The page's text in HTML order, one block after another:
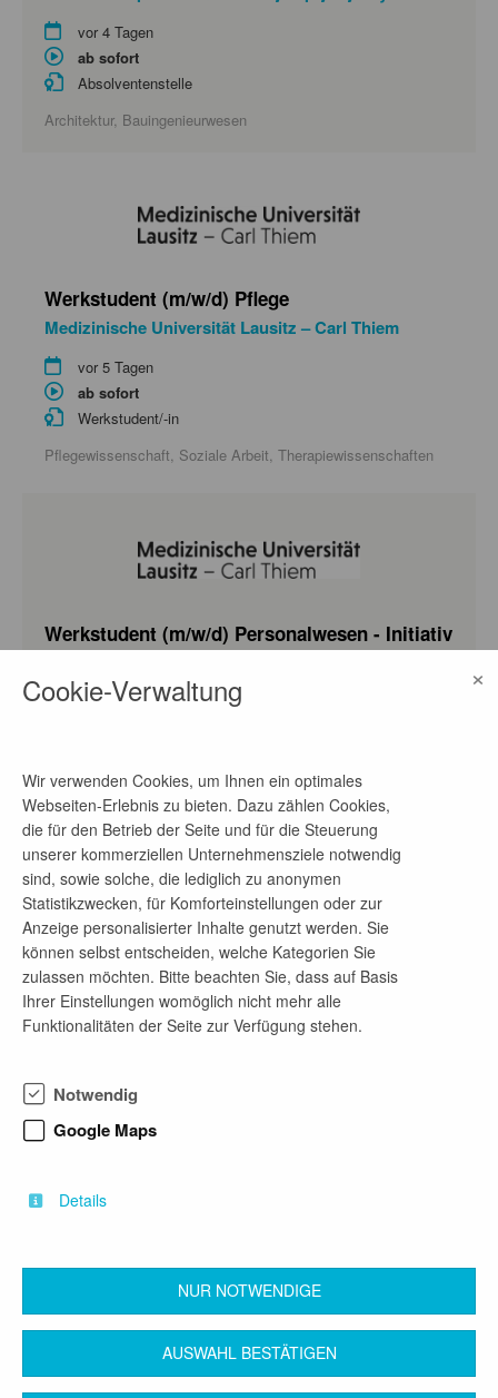
vor 4 Tagen
ab sofort
Absolventenstelle
Architektur, Bauingenieurwesen
Werkstudent (m/w/d) Pflege
Medizinische Universität Lausitz – Carl Thiem
vor 5 Tagen
ab sofort
Werkstudent/-in
Pflegewissenschaft, Soziale Arbeit, Therapiewissenschaften
Werkstudent (m/w/d) Personalwesen - Initiativ
vor 5 Tagen
Betriebswirtschaftslehre, Digitale Gesellschaft, Public
Administration, Transformation Studies, Wirtschaftsinformatik,
Wirtschaftsrecht für Technologieunternehmen
Werkstudent (m/w/d) HR Service
Medizinische Universität Lausitz – Carl Thiem
ab sofort
Werkstudent/-in
Wirtschaftsrecht für Technologieunternehmen
Seite 1 / 7
1
2 3 4 … 7
Cookie-Verwaltung ×
Wir verwenden Cookies, um Ihnen ein optimales
Webseiten-Erlebnis zu bieten. Dazu zählen Cookies,
die für den Betrieb der Seite und für die Steuerung
unserer kommerziellen Unternehmensziele notwendig
sind, sowie solche, die lediglich zu anonymen
Statistikzwecken, für Komforteinstellungen oder zur
Anzeige personalisierter Inhalte genutzt werden. Sie
können selbst entscheiden, welche Kategorien Sie
zulassen möchten. Bitte beachten Sie, dass auf Basis
Ihrer Einstellungen womöglich nicht mehr alle
Funktionalitäten der Seite zur Verfügung stehen.
Notwendig
Google Maps
Details
NUR NOTWENDIGE
AUSWAHL BESTÄTIGEN